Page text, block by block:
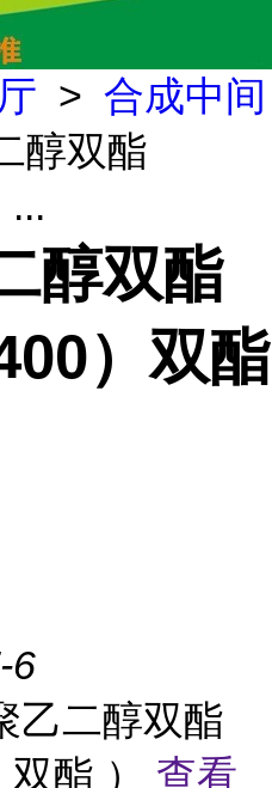
> 合成中间
醇双酯
...
醇双酯
）双酯
6
乙二醇双酯
双酯 ） 查看